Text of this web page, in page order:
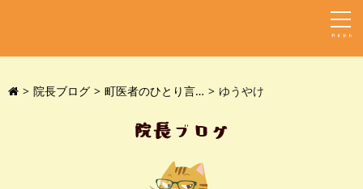
MENU
院長ブログ 町医者のひとり言… ゆうやけ
院長ブログ